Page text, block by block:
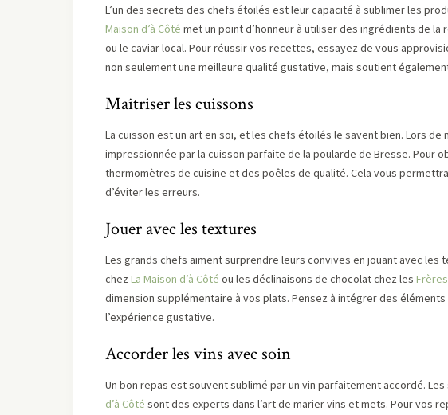
L’un des secrets des chefs étoilés est leur capacité à sublimer les
Maison d’à Côté met un point d’honneur à utiliser des ingrédients de
ou le caviar local. Pour réussir vos recettes, essayez de vous
non seulement une meilleure qualité gustative, mais soutient
Maîtriser les cuissons
La cuisson est un art en soi, et les chefs étoilés le savent bien. Lors de
impressionnée par la cuisson parfaite de la poularde de Bresse. Pour
thermomètres de cuisine et des poêles de qualité. Cela vous
d’éviter les erreurs.
Jouer avec les textures
Les grands chefs aiment surprendre leurs convives en jouant avec
chez La Maison d’à Côté ou les déclinaisons de chocolat chez les
dimension supplémentaire à vos plats. Pensez à intégrer des
l’expérience gustative.
Accorder les vins avec soin
Un bon repas est souvent sublimé par un vin parfaitement accordé.
d’à Côté sont des experts dans l’art de marier vins et mets. Pour vos